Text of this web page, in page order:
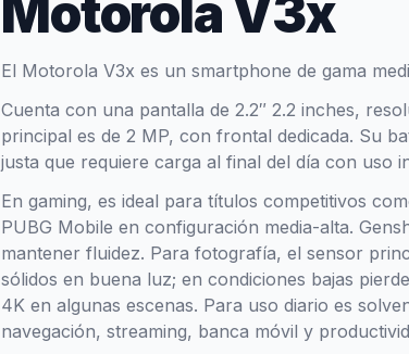
Motorola V3x
El Motorola V3x es un smartphone de gama
Cuenta con una pantalla de 2.2″ 2.2 inches,
principal es de 2 MP, con frontal dedicada. Su
justa que requiere carga al final del día con uso
En gaming, es ideal para títulos competitivos
PUBG Mobile en configuración media-alta.
mantener fluidez. Para fotografía, el sensor
sólidos en buena luz; en condiciones bajas
4K en algunas escenas. Para uso diario es
navegación, streaming, banca móvil y